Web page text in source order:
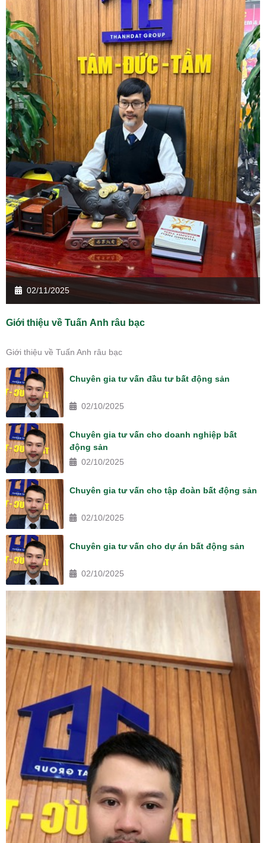
02/11/2025
Giới thiệu về Tuấn Anh râu bạc
Giới thiệu về Tuấn Anh râu bạc
Chuyên gia tư vấn đầu tư bất động sản
02/10/2025
Chuyên gia tư vấn cho doanh nghiệp bất
động sản
02/10/2025
Chuyên gia tư vấn cho tập đoàn bất động sản
02/10/2025
Chuyên gia tư vấn cho dự án bất động sản
02/10/2025